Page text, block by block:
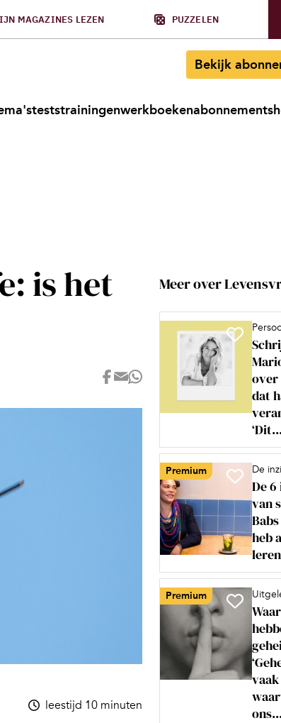
MAGAZINES LEZEN PUZZELEN
Bekijk
teststrainingenwerkboekenabonnement
is het
leestijd 10 minuten
Meer over
over
dat
Premium De
De
van
heb
Premium